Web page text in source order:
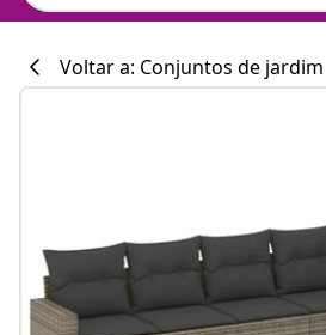
Voltar a: Conjuntos de jardim